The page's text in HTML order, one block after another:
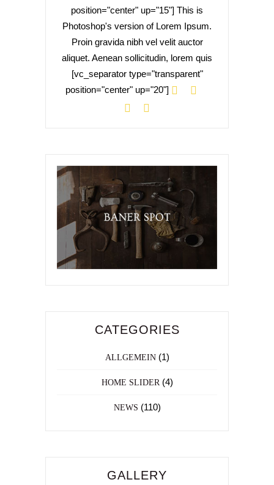
position="center" up="15"] This is
Photoshop's version of Lorem Ipsum.
Proin gravida nibh vel velit auctor
aliquet. Aenean sollicitudin, lorem quis
[vc_separator type="transparent"
position="center" up="20"]
CATEGORIES
ALLGEMEIN(1)
HOME SLIDER (4)
NEWS (110)
GALLERY